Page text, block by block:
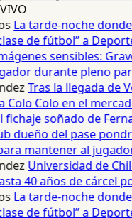
VIVO
La tarde-noche
de fútbol” a
sensibles:
durante pleno
Tras la llegada de
Colo en el
fichaje soñado de
dueño del pase
mantener al
Universidad de
40 años de cárcel
La tarde-noche
de fútbol” a